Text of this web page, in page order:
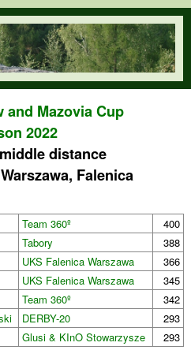
content
and Mazovia Cup
2022
distance
Falenica
Team 360º
400
Tabory
388
UKS Falenica Warszawa
366
UKS Falenica Warszawa
345
Team 360º
342
DERBY-20
293
Glusi & KInO Stowarzysze
293